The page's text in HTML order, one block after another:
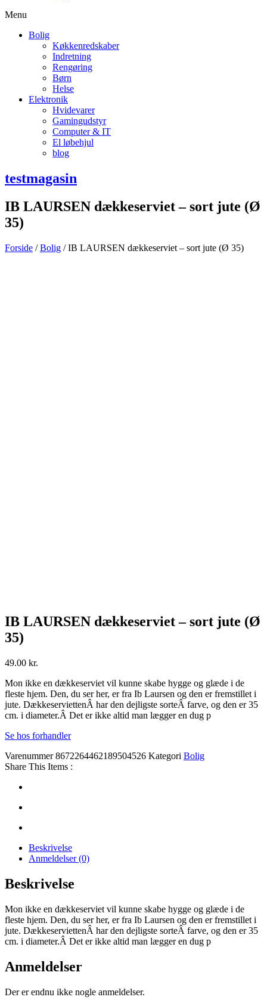
Menu
Bolig
Køkkenredskaber
Indretning
Rengøring
Børn
Helse
Elektronik
Hvidevarer
Gamingudstyr
Computer & IT
El løbehjul
blog
testmagasin
IB LAURSEN dækkeserviet – sort jute (Ø
35)
Forside /Bolig / IB LAURSEN dækkeserviet – sort jute (Ø 35)
IB LAURSEN dækkeserviet – sort jute (Ø
35)
49.00 kr.
Mon ikke en dækkeserviet vil kunne skabe hygge og glæde i de
fleste hjem. Den, du ser her, er fra Ib Laursen og den er fremstillet i
jute. DækkeserviettenÂ har den dejligste sorteÂ farve, og den er 35
cm. i diameter.Â Det er ikke altid man lægger en dug p
Se hos forhandler
Varenummer8672264462189504526 Kategori Bolig
Share This Items :
Beskrivelse
Anmeldelser (0)
Beskrivelse
Mon ikke en dækkeserviet vil kunne skabe hygge og glæde i de
fleste hjem. Den, du ser her, er fra Ib Laursen og den er fremstillet i
jute. DækkeserviettenÂ har den dejligste sorteÂ farve, og den er 35
cm. i diameter.Â Det er ikke altid man lægger en dug p
Anmeldelser
Der er endnu ikke nogle anmeldelser.